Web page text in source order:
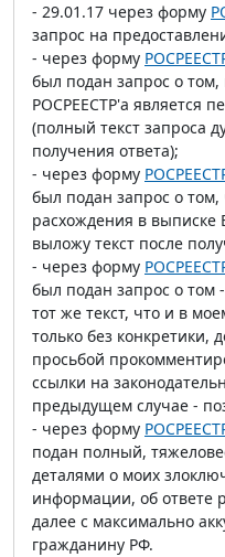
- 29.01.17 через форму
запрос на
- через форму
был подан запрос о том,
РОСРЕЕСТР'а является
(полный текст запроса
получения ответа);
- через форму
был подан запрос о том,
расхождения в выписке
выложу текст после
- через форму
был подан запрос о том
тот же текст, что и в
только без конкретики,
просьбой
ссылки на
предыдущем случае -
- через форму
подан полный,
деталями о моих
информации, об ответе
далее с максимально
гражданину РФ.